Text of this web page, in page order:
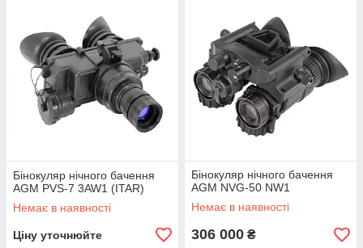
Бінокуляр нічного бачення
AGM PVS-7 3AW1 (ITAR)
Немає в наявності
Ціну уточнюйте
Бінокуляр нічного бачення
AGM NVG-50 NW1
Немає в наявності
306 000 ₴